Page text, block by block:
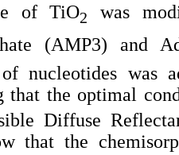
of TiO2
was
(AMP3) and
nucleotides was
that the optimal
Diffuse
that the